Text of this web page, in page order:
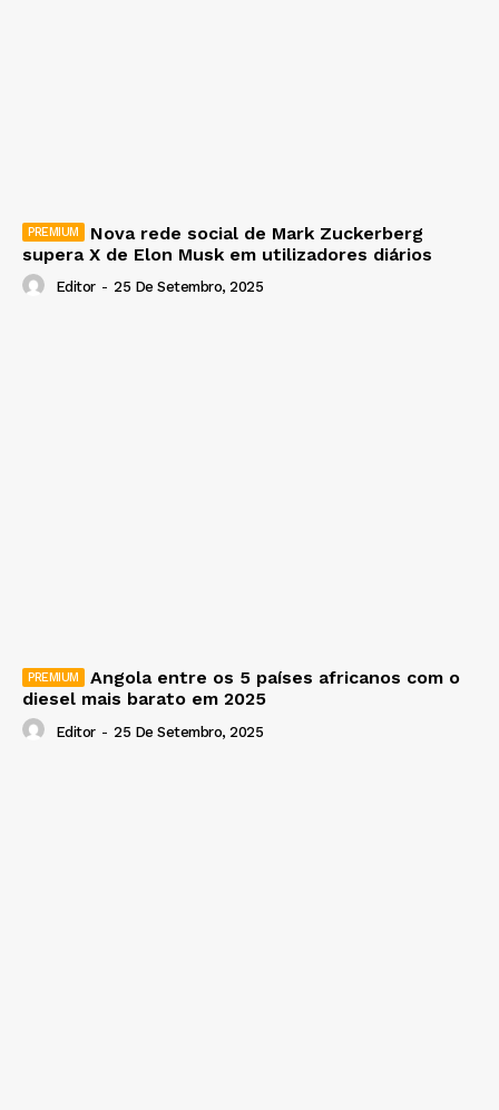
Nova rede social de Mark Zuckerberg
supera X de Elon Musk em utilizadores diários
Editor - 25 De Setembro, 2025
Angola entre os 5 países africanos com o
diesel mais barato em 2025
Editor - 25 De Setembro, 2025